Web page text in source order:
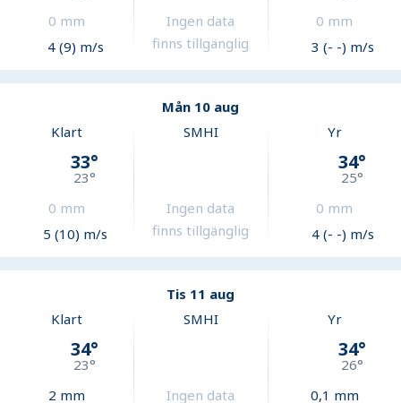
0 mm
4 (9) m/s
Ingen data
finns tillgänglig
0 mm
3 (- -) m/s
Mån 10 aug
Klart
33°
23°
0 mm
5 (10) m/s
SMHI
Ingen data
finns tillgänglig
Yr
34°
25°
0 mm
4 (- -) m/s
Tis 11 aug
Klart
34°
23°
2 mm
SMHI
Ingen data
Yr
34°
26°
0,1 mm